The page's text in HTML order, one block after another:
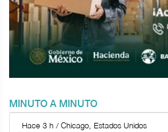
MINUTO A MINUTO
Hace 3 h / Chicago, Estados Unidos